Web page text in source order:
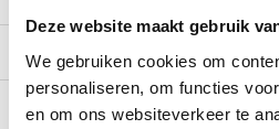
Deze website maakt gebruik
We gebruiken cookies om
personaliseren, om functies
en om ons websiteverkeer te
Productomschrijving
Reviews